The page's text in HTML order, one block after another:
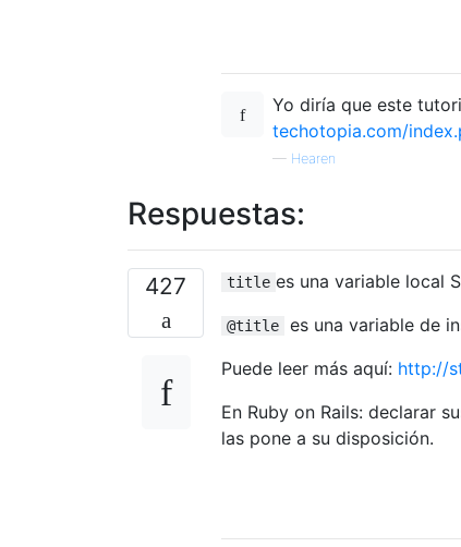
Yo diría que este
techotopia.com/
— Hearen
Respuestas:
427 title es una variable local
@title
es una variable de
Puede leer más aquí: http://
En Ruby on Rails: declarar
las pone a su disposición.